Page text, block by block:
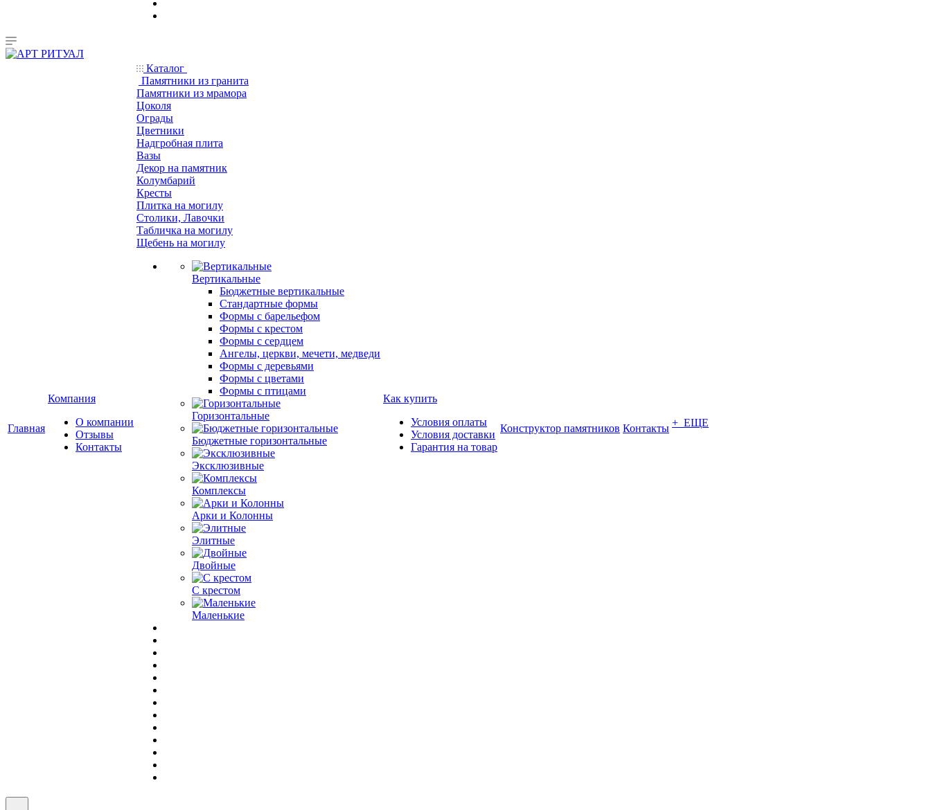
Главная
Компания
О компании
Отзывы
Контакты
Каталог
Памятники из гранита
Памятники из мрамора
Цоколя
Ограды
Цветники
Надгробная плита
Вазы
Декор на памятник
Колумбарий
Кресты
Плитка на могилу
Столики, Лавочки
Табличка на могилу
Щебень на могилу
Вертикальные
Бюджетные вертикальные
Стандартные формы
Формы с барельефом
Формы с крестом
Формы с сердцем
Ангелы, церкви, мечети, медведи
Формы с деревьями
Формы с цветами
Формы с птицами
Горизонтальные
Бюджетные горизонтальные
Эксклюзивные
Комплексы
Арки и Колонны
Элитные
Двойные
С крестом
Маленькие
Как купить
Условия оплаты
Условия доставки
Гарантия на товар
Конструктор памятников Контакты + ЕЩЕ